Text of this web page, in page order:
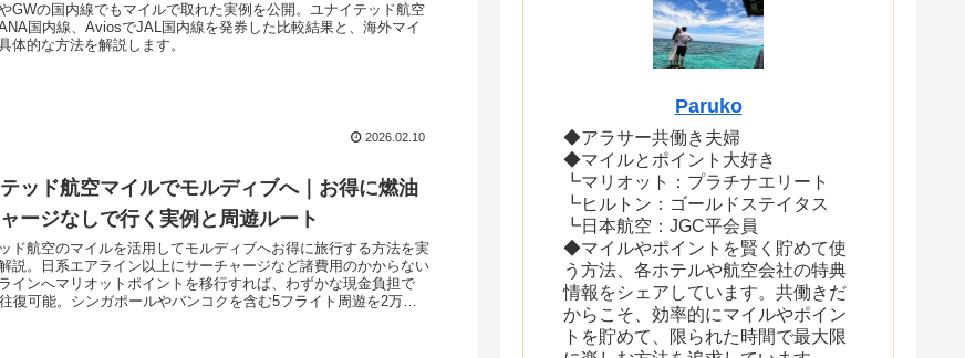
GWの国内線でもマイルで取れた実例を公開。ユナイテッド航空
国内線、AviosでJAL国内線を発券した比較結果と、海外マイ
体的な方法を解説します。
2026.02.10
ッド航空マイルでモルディブへ｜お得に燃油
ージなしで行く実例と周遊ルート
ド航空のマイルを活用してモルディブへお得に旅行する方法を実
説。日系エアライン以上にサーチャージなど諸費用のかからない
インへマリオットポイントを移行すれば、わずかな現金負担で
復可能。シンガポールやバンコクを含む5フライト周遊を2万円
Paruko
◆アラサー共働き夫婦
◆マイルとポイント大好き
┗マリオット：プラチナエリート
┗ヒルトン：ゴールドステイタス
┗日本航空：JGC平会員
◆マイルやポイントを賢く貯めて使
う方法、各ホテルや航空会社の特典
情報をシェアしています。共働きだ
からこそ、効率的にマイルやポイン
トを貯めて、限られた時間で最大限